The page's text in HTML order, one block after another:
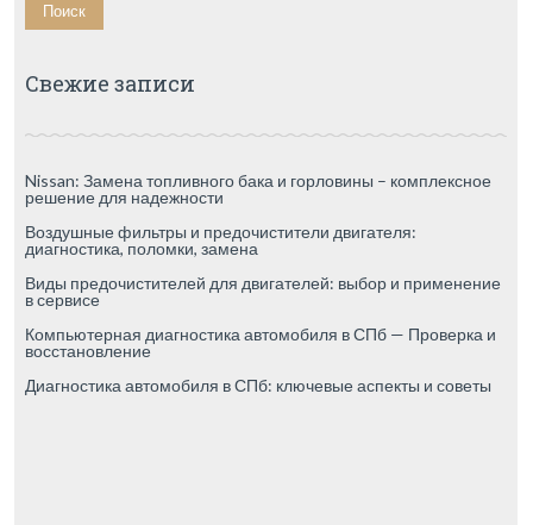
Свежие записи
Nissan: Замена топливного бака и горловины – комплексное
решение для надежности
Воздушные фильтры и предочистители двигателя:
диагностика, поломки, замена
Виды предочистителей для двигателей: выбор и применение
в сервисе
Компьютерная диагностика автомобиля в СПб — Проверка и
восстановление
Диагностика автомобиля в СПб: ключевые аспекты и советы